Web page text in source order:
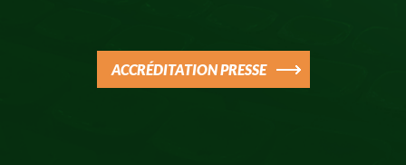
ACCRÉDITATION PRESSE